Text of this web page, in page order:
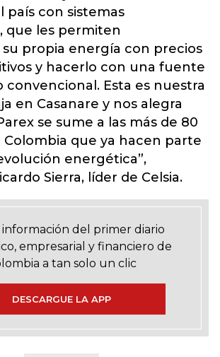
país con sistemas
que les permiten
propia energía con precios
y hacerlo con una fuente
convencional. Esta es nuestra
en Casanare y nos alegra
se sume a las más de 80
Colombia que ya hacen parte
energética”,
Sierra, líder de Celsia.
información del primer diario
empresarial y financiero de
a tan solo un clic
DESCARGUE LA APP